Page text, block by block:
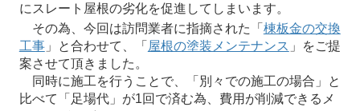
にスレート屋根の劣化を促進してしまいます。
その為、今回は訪問業者に指摘された「 棟板金の交換
工事」と合わせて、「 屋根の塗装メンテナンス 」をご提
案させて頂きました。
同時に施工を行うことで、「別々での施工の場合」と
比べて「足場代」が1回で済む為、費用が削減できるメ